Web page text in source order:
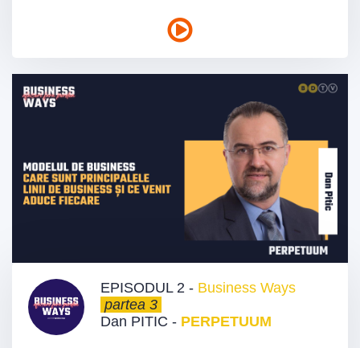
EPISODUL 2 - Business Ways
partea 3
Dan PITIC - PERPETUUM